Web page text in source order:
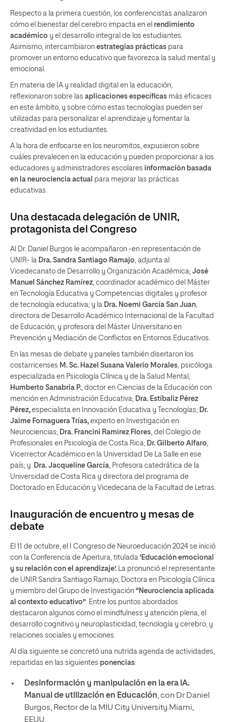
Respecto a la primera cuestión, los conferencistas analizaron
cómo el bienestar del cerebro impacta en el rendimiento
académico y el desarrollo integral de los estudiantes.
Asimismo, intercambiaron estrategias prácticas para
promover un entorno educativo que favorezca la salud mental y
emocional.
En materia de IA y realidad digital en la educación,
reflexionaron sobre las aplicaciones específicas más eficaces
en este ámbito, y sobre cómo estas tecnologías pueden ser
utilizadas para personalizar el aprendizaje y fomentar la
creatividad en los estudiantes.
A la hora de enfocarse en los neuromitos, expusieron sobre
cuáles prevalecen en la educación y pueden proporcionar a los
educadores y administradores escolares información basada
en la neurociencia actual para mejorar las prácticas
educativas.
Una destacada delegación de UNIR,
protagonista del Congreso
Al Dr. Daniel Burgos​ le acompañaron -en representación de
UNIR- la Dra. Sandra Santiago Ramajo , adjunta al
Vicedecanato de Desarrollo y Organización Académica; José
Manuel Sánchez Ramírez , coordinador académico del Máster
en Tecnología Educativa y Competencias digitales y profesor
de tecnología educativa; y la Dra. Noemi García San Juan
directora de Desarrollo Académico Internacional de la Facultad
de Educación, y profesora del Máster Universitario en
Prevención y Mediación de Conflictos en Entornos Educativos.
En las mesas de debate y paneles también disertaron los
costarricenses M. Sc. Hazel Susana Valerio Morales , psicóloga
especializada en Psicología Clínica y de la Salud Mental;
Humberto Sanabria P. , doctor en Ciencias de la Educación con
mención en Administración Educativa; Dra. Estíbaliz Pérez
Pérez, especialista en Innovación Educativa y Tecnologías; Dr.
Jaime Fornaguera Trías, experto en Investigación en
Neurociencias; Dra. Francini Ramirez Flores , del Colegio de
Profesionales en Psicología de Costa Rica; Dr. Gilberto Alfaro
Vicerrector Académico en la Universidad De La Salle en ese
país; y
Dra. Jacqueline García , Profesora catedrática de la
Universidad de Costa Rica y directora del programa de
Doctorado en Educación y Vicedecana de la Facultad de Letras.
Inauguración de encuentro y mesas de
debate
El 11 de octubre, el I Congreso de Neuroeducación 2024 se inició
con la Conferencia de Apertura, titulada ‘Educación emocional
y su relación con el aprendizaje’. La pronunció el representante
de UNIR Sandra Santiago Ramajo, Doctora en Psicología Clínica
y miembro del Grupo de Investigación “Neurociencia aplicada
al contexto educativo” . Entre los puntos abordados
destacaron algunos como el mindfulness y atención plena, el
desarrollo cognitivo y neuroplasticidad, tecnología y cerebro, y
relaciones sociales y emociones.
Al día siguiente se concretó una nutrida agenda de actividades,
repartidas en las siguientes ponencias:
Desinformación y manipulación en la era IA.
Manual de utilización en Educación, con Dr Daniel
Burgos, Rector de la MIU City University Miami,
EEUU.